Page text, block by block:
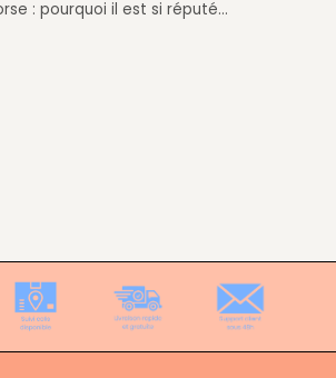
: pourquoi il est si réputé…